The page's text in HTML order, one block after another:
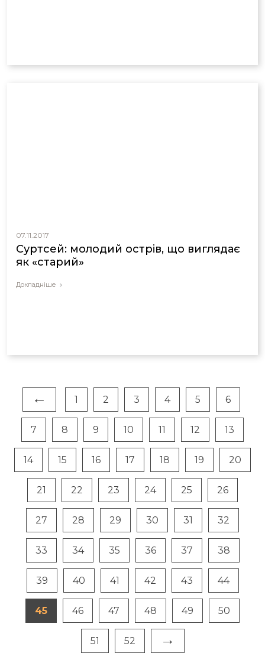
07.11.2017
Суртсей: молодий острів, що виглядає
як «старий»
Докладніше
← 1 2 3 4 5 6
7 8 9 10 11 12 13
14 15 16 17 18 19 20
21 22 23 24 25 26
27 28 29 30 31 32
33 34 35 36 37 38
39 40 41 42 43 44
45 46 47 48 49 50
51 52 →